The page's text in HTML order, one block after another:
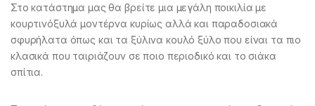
Στο κατάστημα μας θα βρείτε μια μεγάλη ποικιλία με
κουρτινόξυλά μοντέρνα κυρίως αλλά και παραδοσιακά
σφυρήλατα όπως και τα ξύλινα κουλό ξύλο που είναι τα πιο
κλασικά που ταιριάζουν σε ποιο περιοδικό και το σιάκα
σπίτια.